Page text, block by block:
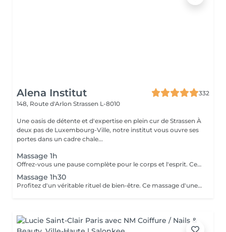
Alena Institut
332
148, Route d'Arlon Strassen L-8010
Une oasis de détente et d'expertise en plein cur de Strassen À
deux pas de Luxembourg-Ville, notre institut vous ouvre ses
portes dans un cadre chale...
Massage 1h
Offrez-vous une pause complète pour le corps et l'esprit. Ce massage d'une heure détend en profondeur les muscles, libère les tensions et procure une relaxation durable. Un moment idéal pour retrouver énergie, équilibre et bien-être.
Massage 1h30
Profitez d'un véritable rituel de bien-être. Ce massage d'une heure et demi offre une relaxation intense, soulage les tensions et revitalise le corps et l'esprit. Un moment privilégié pour se ressourcer pleinement et retrouver sérénité et vitalité.